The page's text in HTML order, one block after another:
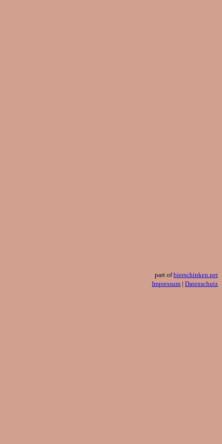
part ofbierschinken.net
Impressum | Datenschutz